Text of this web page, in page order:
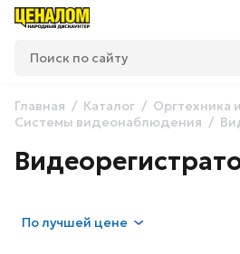
Главная Каталог
Оргтехника
Системы видеонаблюдения
Получшей цене